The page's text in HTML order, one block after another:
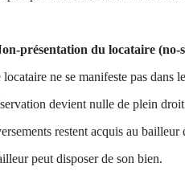
présentation du locataire (no-
locataire ne se manifeste pas dans
devient nulle de plein
restent acquis au
peut disposer de son bien.